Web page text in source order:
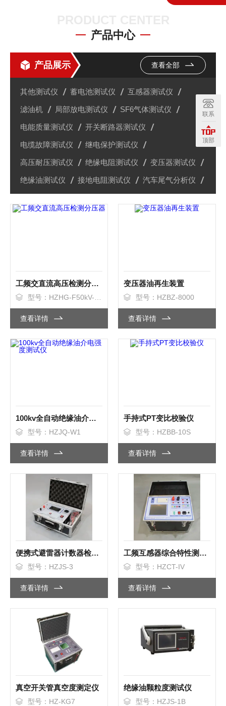
产品中心
产品展示
其他测试仪 蓄电池测试仪 互感器测试仪
滤油机 局部放电测试仪 SF6气体测试仪
电能质量测试仪 开关断路器测试仪
电缆故障测试仪 继电保护测试仪
高压耐压测试仪 绝缘电阻测试仪 变压器测试仪
绝缘油测试仪 接地电阻测试仪 汽车尾气分析仪
查看全部
工频交直流高压检测分压器
型号：HZHG-F50kV-1.0
查看详情
变压器油再生装置
型号：HZBZ-8000
查看详情
100kv全自动绝缘油介电强度测试仪
型号：HZJQ-W1
查看详情
手持式PT变比校验仪
型号：HZBB-10S
查看详情
便携式避雷器计数器检测仪
型号：HZJS-3
查看详情
工频互感器综合特性测试仪
型号：HZCT-IV
查看详情
真空开关管真空度测定仪
型号：HZ-KG7
绝缘油颗粒度测试仪
型号：HZJS-1B
联系
顶部